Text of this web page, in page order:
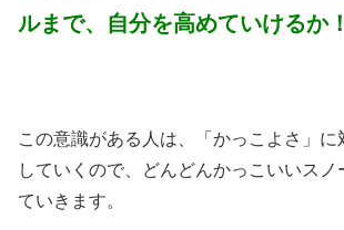
ルまで、自分を高めていけるか
この意識がある人は、「かっこよさ」
していくので、どんどんかっこいいスノ
ていきます。